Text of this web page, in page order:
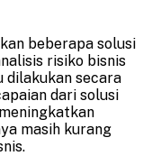
beberapa solusi
risiko bisnis
dilakukan secara
dari solusi
masih kurang